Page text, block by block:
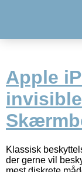
Apple
Klassisk
der gerne vil